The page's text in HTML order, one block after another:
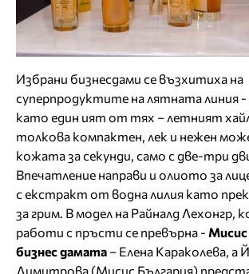
Избрани бизнесдами се възхитиха на
суперпродуктите на лятната линия
като един ият от тях – летният
толкова компактен, лек и нежен
кожата за секунди, само с две-три
Впечатление направи и олиото за
с екстракт от водна лилия като
за грим. В модел на Райналд Лехонгр,
работи с пръсти се превърна - Мисис
бизнес дамата – Елена Караколева, а
Димитрова (Мисис България)